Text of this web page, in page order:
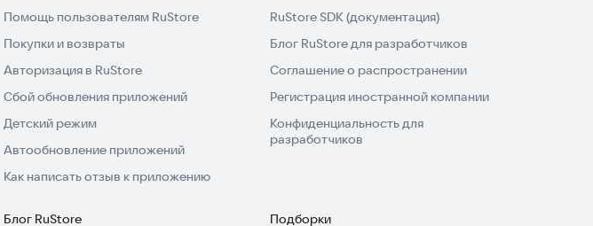
Помощь пользователям RuStore
Покупки и возвраты
Авторизация в RuStore
Сбой обновления приложений
Детский режим
Автообновление приложений
Как написать отзыв к приложению
RuStore SDK (документация)
Блог RuStore для разработчиков
Соглашение о распространении
Регистрация иностранной компании
Конфиденциальность для
разработчиков
Блог RuStore
Подборки